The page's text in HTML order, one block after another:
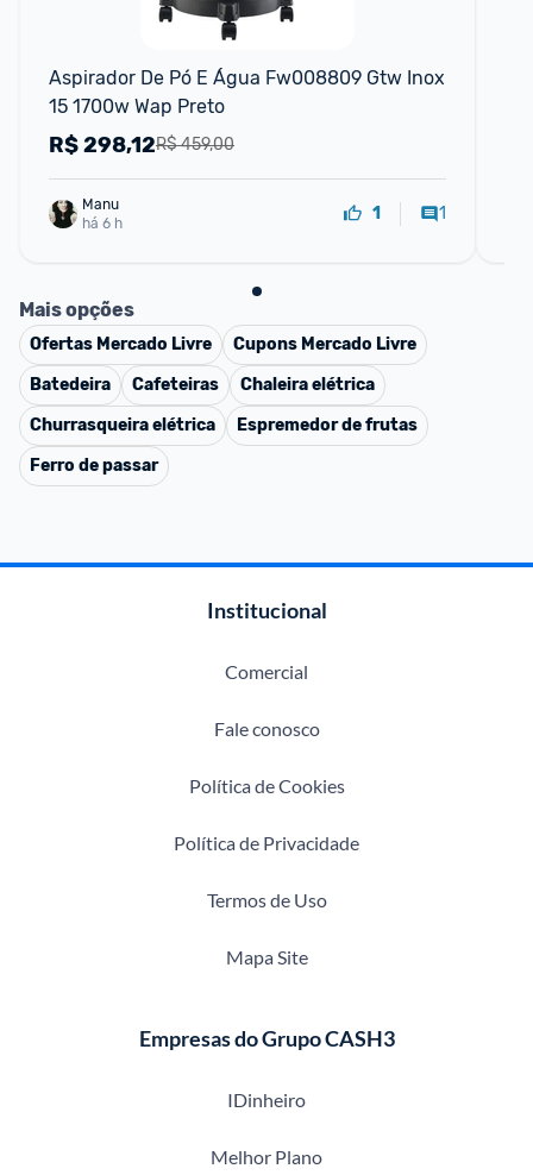
Aspirador De Pó E Água Fw008809 Gtw Inox
15 1700w Wap Preto
R$ 459,00
R$298,12
Manu
há 6 h
1 1
Mais opções
Ofertas Mercado Livre Cupons Mercado Livre
Batedeira
Cafeteiras
Chaleira elétrica
Churrasqueira elétrica
Espremedor de frutas
Ferro de passar
Institucional
Comercial
Fale conosco
Política de Cookies
Política de Privacidade
Termos de Uso
Mapa Site
Empresas do Grupo CASH3
IDinheiro
Melhor Plano